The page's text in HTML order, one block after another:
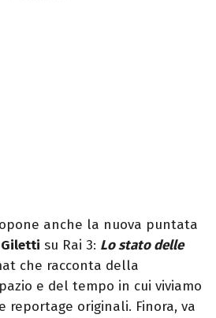
anche la nuova puntata
Giletti su Rai 3: Lo stato delle
che racconta della
e del tempo in cui viviamo
reportage originali. Finora, va